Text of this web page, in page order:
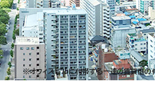
番町6-3-4
※オフィスビルに付帯する一連の賃貸借